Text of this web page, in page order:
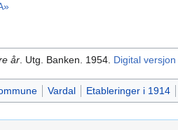
år. Utg. Banken. 1954. Digital versjon
Vardal Etableringer i 1914